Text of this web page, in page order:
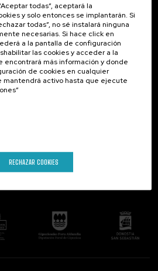
De interés...
Actividades anteriores
todas”, aceptará la
y solo entonces se implantarán. Si
todas”, no sé instalará ninguna
necesarias. Si hace click en
a la pantalla de configuración
las cookies y acceder a la
encontrará más información y donde
de cookies en cualquier
mantendrá activo hasta que ejecute
RECHAZAR COOKIES